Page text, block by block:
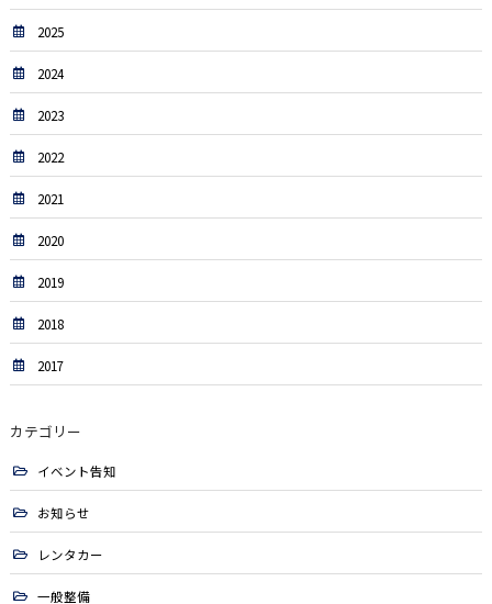
2025
2024
2023
2022
2021
2020
2019
2018
2017
カテゴリー
イベント告知
お知らせ
レンタカー
一般整備